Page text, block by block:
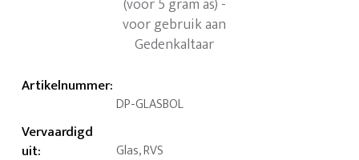
Artikelnummer:
DP-GLASBOL
Vervaardigd
uit: Glas, RVS